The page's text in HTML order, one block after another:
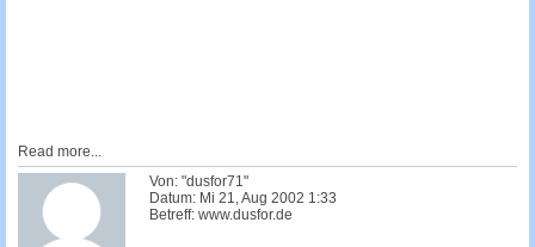
Read more...
Von: "dusfor71"
Datum: Mi 21, Aug 2002 1:33
Betreff: www.dusfor.de